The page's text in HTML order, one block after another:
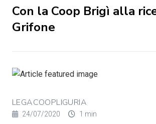
Con la Coop Brigì alla
Grifone
LEGACOOPLIGURIA
24/07/2020 1 min